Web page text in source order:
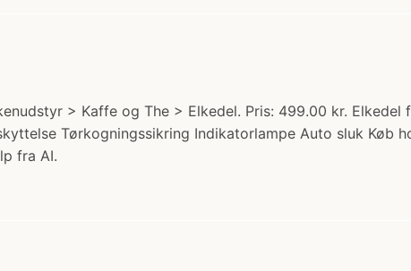
> Kaffe og The > Elkedel. Pris: 499.00 kr.
Tørkogningssikring Indikatorlampe Auto sluk Køb
fra AI.